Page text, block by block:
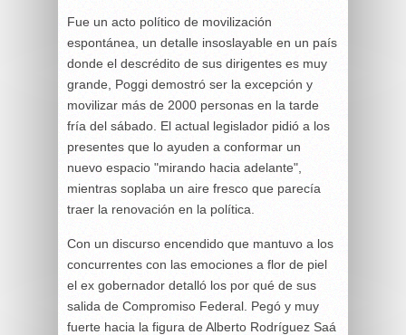
Fue un acto político de movilización
espontánea, un detalle insoslayable en un país
donde el descrédito de sus dirigentes es muy
grande, Poggi demostró ser la excepción y
movilizar más de 2000 personas en la tarde
fría del sábado. El actual legislador pidió a los
presentes que lo ayuden a conformar un
nuevo espacio "mirando hacia adelante",
mientras soplaba un aire fresco que parecía
traer la renovación en la política.
Con un discurso encendido que mantuvo a los
concurrentes con las emociones a flor de piel
el ex gobernador detalló los por qué de sus
salida de Compromiso Federal. Pegó y muy
fuerte hacia la figura de Alberto Rodríguez Saá